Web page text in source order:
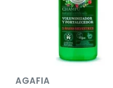
AGAFIA